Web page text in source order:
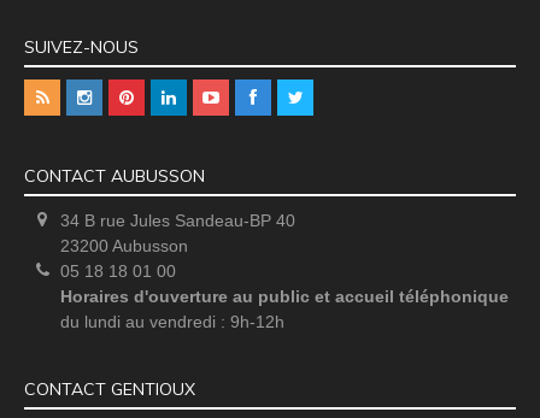
SUIVEZ-NOUS
CONTACT AUBUSSON
34 B rue Jules Sandeau-BP 40
23200 Aubusson
05 18 18 01 00
Horaires d'ouverture au public et accueil téléphonique
du lundi au vendredi : 9h-12h
CONTACT GENTIOUX